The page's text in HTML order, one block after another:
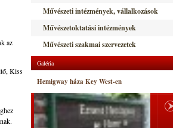
az
Kiss
Művészeti intézmények, vállalkozások
Művészetoktatási intézmények
Művészeti szakmai szervezetek
Galéria
Hemigway háza Key West-en